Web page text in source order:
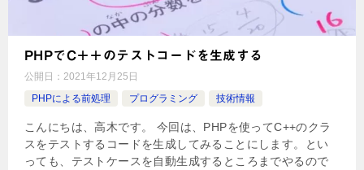
PHPでC＋＋のテストコードを生成する
公開日： 2021年12月25日
PHPによる前処理
プログラミング 技術情報
こんにちは、高木です。 今回は、PHPを使ってC++のクラ
スをテストするコードを生成してみることにします。とい
っても、テストケースを自動生成するところまでやるので